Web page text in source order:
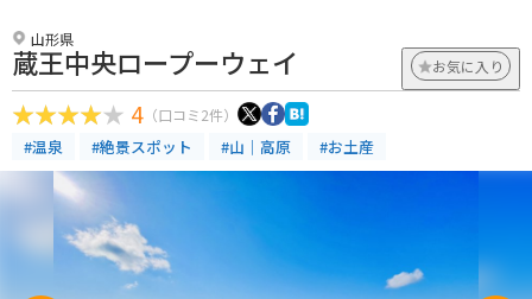
山形県
蔵王中央ロープーウェイ お気に入り
4 （口コミ2件）
#温泉 #絶景スポット #山｜高原 #お土産